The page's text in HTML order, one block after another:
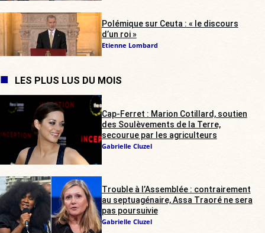
Polémique sur Ceuta : « le discours
d’un roi »
Etienne Lombard
LES PLUS LUS DU MOIS
Cap-Ferret : Marion Cotillard, soutien
des Soulèvements de la Terre,
secourue par les agriculteurs
Gabrielle Cluzel
Trouble à l’Assemblée : contrairement
au septuagénaire, Assa Traoré ne sera
pas poursuivie
Gabrielle Cluzel